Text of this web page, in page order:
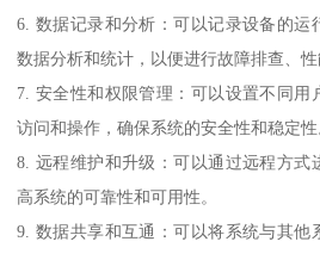
6. 数据记录和分析：可以记录设备的运
数据分析和统计，以便进行故障排查、性
7. 安全性和权限管理：可以设置不同用
访问和操作，确保系统的安全性和稳定性
8. 远程维护和升级：可以通过远程方式
高系统的可靠性和可用性。
9. 数据共享和互通：可以将系统与其他